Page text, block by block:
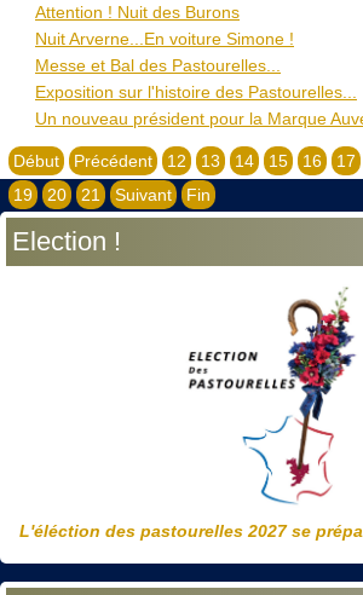
Attention ! Nuit des Burons
Nuit Arverne...En voiture Simone !
Messe et Bal des Pastourelles...
Exposition sur l'histoire des Pastourelles...
Un nouveau président pour la Marque
Début Précédent 12 13 14 15 16 17
19
20 21 Suivant Fin
Election !
L'éléction des pastourelles 2027 se